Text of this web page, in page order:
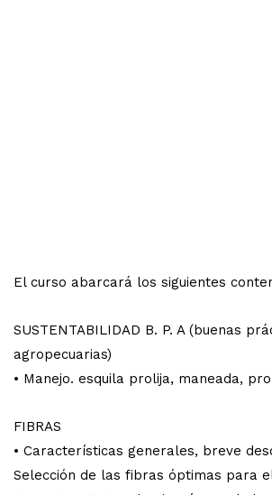
El curso abarcará los siguientes
SUSTENTABILIDAD B. P. A (buenas
agropecuarias)
• Manejo. esquila prolija, maneada,
FIBRAS
• Características generales, breve
Selección de las fibras óptimas para